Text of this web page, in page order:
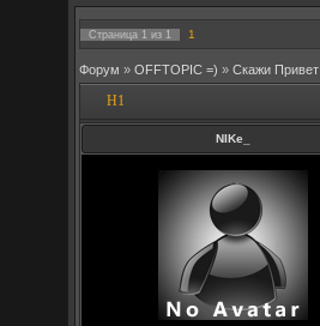
Страница 1 из 1 1
Форум » OFFTOPIC =) » Скажи Привет
H1
NIKe_